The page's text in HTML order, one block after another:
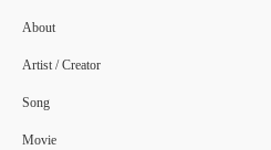
About
Artist / Creator
Song
Movie